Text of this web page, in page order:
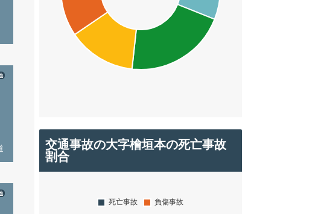
交通事故の大字檜垣本の死亡事故
割合